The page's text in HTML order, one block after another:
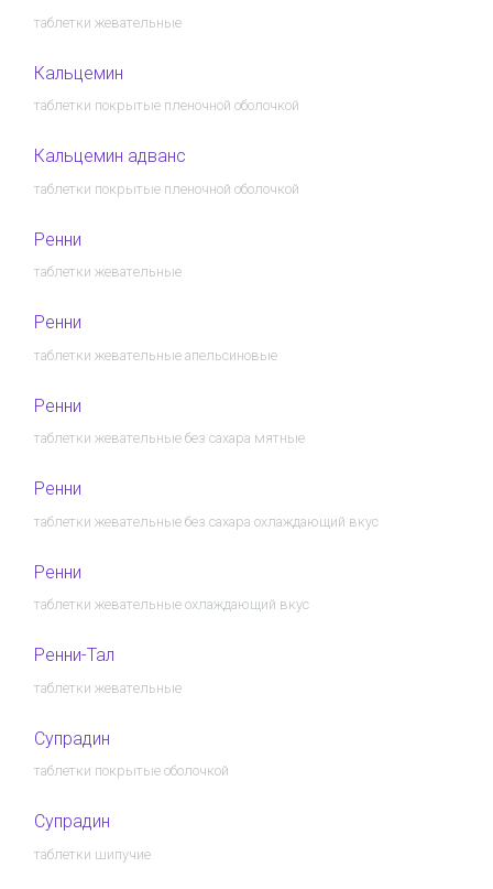
таблетки жевательные
Кальцемин
таблетки покрытые пленочной оболочкой
Кальцемин адванс
таблетки покрытые пленочной оболочкой
Ренни
таблетки жевательные
Ренни
таблетки жевательные апельсиновые
Ренни
таблетки жевательные без сахара мятные
Ренни
таблетки жевательные без сахара охлаждающий вкус
Ренни
таблетки жевательные охлаждающий вкус
Ренни-Тал
таблетки жевательные
Супрадин
таблетки покрытые оболочкой
Супрадин
таблетки шипучие